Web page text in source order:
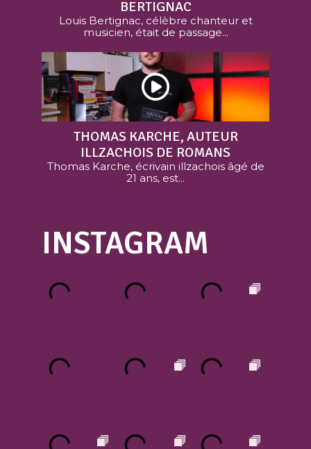
BERTIGNAC
Louis Bertignac, célèbre chanteur et
musicien, était de passage...
THOMAS KARCHE, AUTEUR
ILLZACHOIS DE ROMANS
Thomas Karche, écrivain illzachois âgé de
21 ans, est...
INSTAGRAM